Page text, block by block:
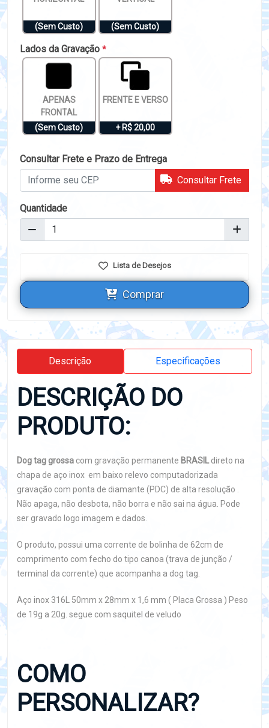
(Sem Custo) (Sem Custo)
Lados da Gravação *
APENAS
FRONTAL
(Sem Custo)
FRENTE E VERSO
+ R$ 20,00
Consultar Frete e Prazo de Entrega
Consultar Frete
Quantidade
Lista de Desejos
Comprar
Descrição Especificações
DESCRIÇÃO DO
PRODUTO:
Dog tag grossa com gravação permanente BRASILdireto na
chapa de aço inox em baixo relevo computadorizada
gravação com ponta de diamante (PDC) de alta resolução .
Não apaga, não desbota, não borra e não sai na água. Pode
ser gravado logo imagem e dados.
O produto, possui uma corrente de bolinha de 62cm de
comprimento com fecho do tipo canoa (trava de junção /
terminal da corrente) que acompanha a dog tag.
Aço inox 316L 50mm x 28mm x 1,6 mm ( Placa Grossa ) Peso
de 19g a 20g. segue com saquitel de veludo
COMO
PERSONALIZAR?